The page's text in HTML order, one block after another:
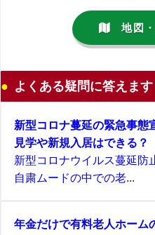
地図
よくある疑問に答えます
新型コロナ蔓延の緊急事態
見学や新規入居はできる？
新型コロナウイルス蔓延防
自粛ムードの中での老...
年金だけで有料老人ホーム